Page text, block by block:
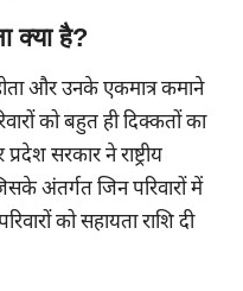
क्या है?
और उनके एकमात्र कमाने
को बहुत ही दिक्कतों का
सरकार ने राष्ट्रीय
अंतर्गत जिन परिवारों में
को सहायता राशि दी